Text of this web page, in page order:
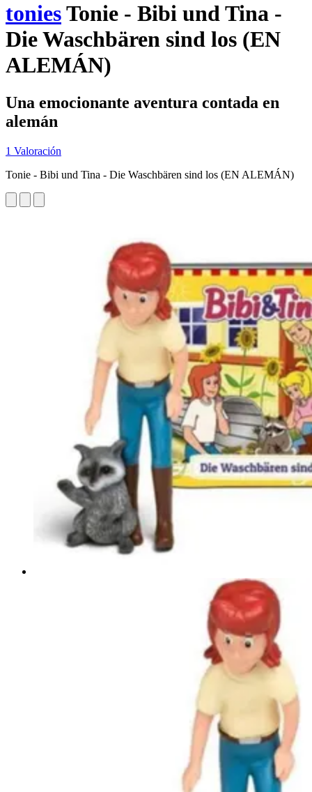
toniesTonie - Bibi und Tina -
Die Waschbären sind los (EN
ALEMÁN)
Una emocionante aventura contada en
alemán
1 Valoración
Tonie - Bibi und Tina - Die Waschbären sind los (EN ALEMÁN)